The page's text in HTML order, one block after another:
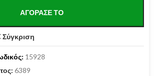
ΑΓΌΡΑΣΕ ΤΟ
Σύγκριση
15928
6389